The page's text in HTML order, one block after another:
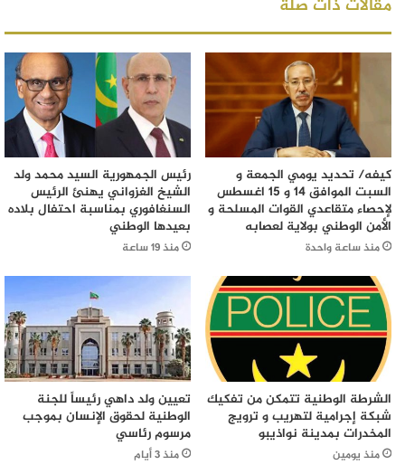
مقالات ذات صلة
كيفه/ تحديد يومي الجمعة و
السبت الموافق 14 و 15 اغسطس
لإحصاء متقاعدي القوات المسلحة و
الأمن الوطني بولاية لعصابه
منذ ساعة واحدة
رئيس الجمهورية السيد محمد ولد
الشيخ الغزواني يهنئ الرئيس
السنغافوري بمناسبة احتفال بلاده
بعيدها الوطني
منذ 19 ساعة
الشرطة الوطنية تتمكن من تفكيك
شبكة إجرامية لتهريب و ترويج
المخدرات بمدينة نواذيبو
منذ يومين
تعيين ولد داهي رئيساً للجنة
الوطنية لحقوق الإنسان بموجب
مرسوم رئاسي
منذ 3 أيام